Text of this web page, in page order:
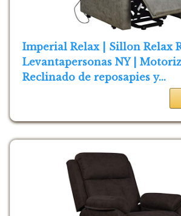
Imperial Relax | Sillon Relax
Levantapersonas NY |
Reclinado de reposapies y...